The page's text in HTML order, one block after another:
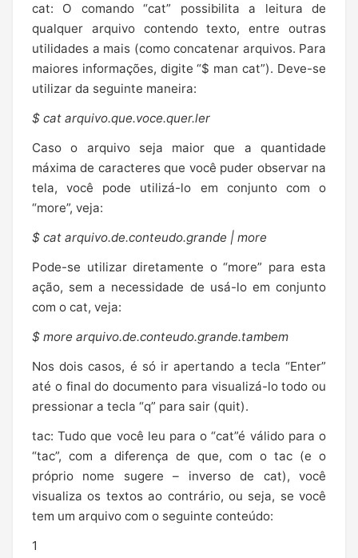
cat: O comando “cat” possibilita a leitura de
qualquer arquivo contendo texto, entre outras
utilidades a mais (como concatenar arquivos. Para
maiores informações, digite “$ man cat”). Deve-se
utilizar da seguinte maneira:
$ cat arquivo.que.voce.quer.ler
Caso o arquivo seja maior que a quantidade
máxima de caracteres que você puder observar na
tela, você pode utilizá-lo em conjunto com o
“more”, veja:
$ cat arquivo.de.conteudo.grande | more
Pode-se utilizar diretamente o “more” para esta
ação, sem a necessidade de usá-lo em conjunto
com o cat, veja:
$ more arquivo.de.conteudo.grande.tambem
Nos dois casos, é só ir apertando a tecla “Enter”
até o final do documento para visualizá-lo todo ou
pressionar a tecla “q” para sair (quit).
tac: Tudo que você leu para o “cat”é válido para o
“tac”, com a diferença de que, com o tac (e o
próprio nome sugere – inverso de cat), você
visualiza os textos ao contrário, ou seja, se você
tem um arquivo com o seguinte conteúdo:
1